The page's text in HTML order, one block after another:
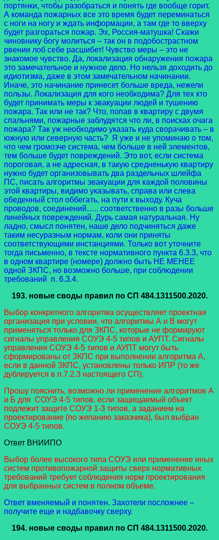
портянки, чтобы разобраться и понять где вообще горит.
А команда пожарных все это время будет переминаться
с ноги на ногу и ждать информации, а там где то вверху
будет разгораться пожар. Эх, Россия-матушка! Скажи
чиновнику богу молиться – так он в подобострастном
рвении лоб себе расшибет! Чувство меры – это не
знакомое чувство. Да, локализация обнаружения пожара
это замечательное и нужное дело. Но нельзя доходить до
идиотизма, даже в этом замечательном начинании.
Иначе, это начинание принесет больше вреда, нежели
пользы. Локализация для кого необходима? Для тех кто
будет принимать меры к эвакуации людей и тушению
пожара. Так или не так? Что, попав в квартиру с двумя
спальнями, пожарные заблудятся что ли, в поисках очага
пожара? Так уж необходимо указать куда сворачивать – в
южную или северную часть? Я уже и не упоминаю о том,
что чем громозче система, чем больше в ней элементов,
тем больше будет повреждений. Это вот, если система
пороговая, а не адресная, в такую средненькую квартиру
нужно будет организовывать два раздельных шлейфа
ПС, писать алгоритмы эвакуации для каждой половины
этой квартиры, видимо указывать, справа или слева
обеденный стол оббегать, на пути к выходу. Куча
проводов, соединений….. соответственно в разы больше
линейных повреждений. Дурь самая натуральная. Ну
ладно, смысл понятен, наше дело подчиняться даже
таким несуразным нормам, коли они приняты
соответствующими инстанциями. Только вот уточните
тогда письменно, в тексте нормативного пункта 6.3.3, что
в одном квартире (номере) должно быть НЕ МЕНЕЕ
одной ЗКПС, но возможно больше, при соблюдении
требований п. 6.3.4.
193. новые своды правил по СП 484.1311500.2020.
Выбор конкретного алгоритма осуществляет проектная
организация при условии, что алгоритмы А и В могут
применяться только для ЗКПС, которые не формируют
сигналы управления СОУЭ 4-5 типов и АУПТ. Сигналы
управления СОУЭ 4-5 типов и АУПТ могут быть
сформированы от ЗКПС при выполнении алгоритма А,
если в данной ЗКПС, установлены только ИПР (то же
дублируется в п.7.2.3 настоящего СП).
Прошу пояснить, возможно ли применение алгоритмов А
и Б для СОУЭ 4-5 типов, если защищаемый объект
подлежит защите СОУЭ 1-3 типов, а заданием на
проектирование (по желанию заказчика), был выбран
СОУЭ 4-5 типов.
Ответ ВНИИПО
Выбор более высокого типа СОУЭ или применение иных
систем противопожарной защиты сверх нормативных
требований требует соблюдения норм проектирования
для выбранных систем в полном объеме.
Ответ вменяемый и понятен. Захотели посложнее –
получите еще и надбавочку сверху.
194. новые своды правил по СП 484.1311500.2020.